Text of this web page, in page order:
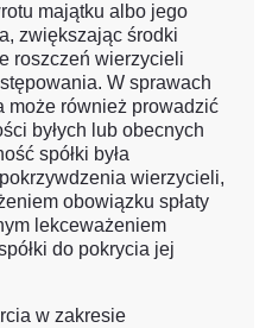
majątku albo jego
zwiększając środki
roszczeń wierzycieli
W sprawach
może również prowadzić
byłych lub obecnych
spółki była
wierzycieli,
obowiązku spłaty
lekceważeniem
do pokrycia jej
w zakresie